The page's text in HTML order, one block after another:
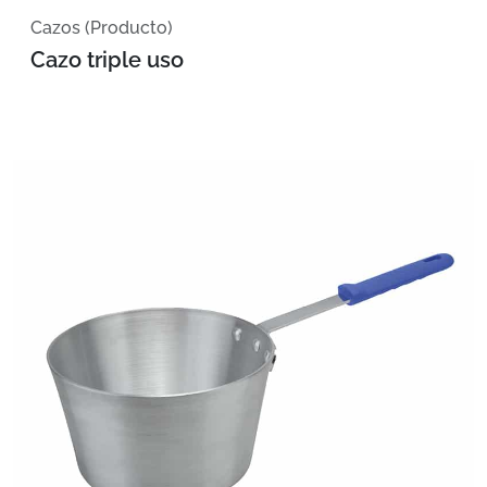
Cazos (Producto)
Cazo triple uso